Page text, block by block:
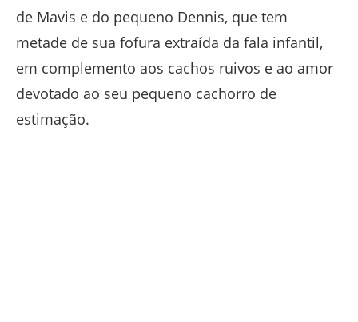
de Mavis e do pequeno Dennis, que tem
metade de sua fofura extraída da fala infantil,
em complemento aos cachos ruivos e ao amor
devotado ao seu pequeno cachorro de
estimação.